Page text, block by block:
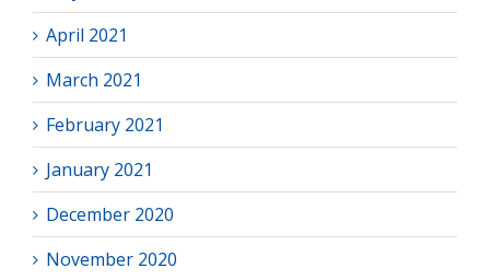
April 2021
March 2021
February 2021
January 2021
December 2020
November 2020